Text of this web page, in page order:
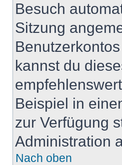
Besuch
Sitzung
kannst du
Beispiel in
zur Verfügung
Administration
Nach oben